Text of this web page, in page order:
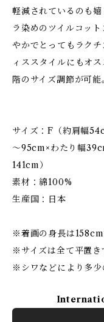
軽減されているのも
ラ染めのツイルコッ
やかでとってもラク
ィススタイルにもオ
階のサイズ調節が可能
サイズ：F（約肩幅
～95cm×わたり幅
141cm）
素材：綿100%
生産国：日本
※着画の身長は
※サイズは全て平置き
※シワなどにより多